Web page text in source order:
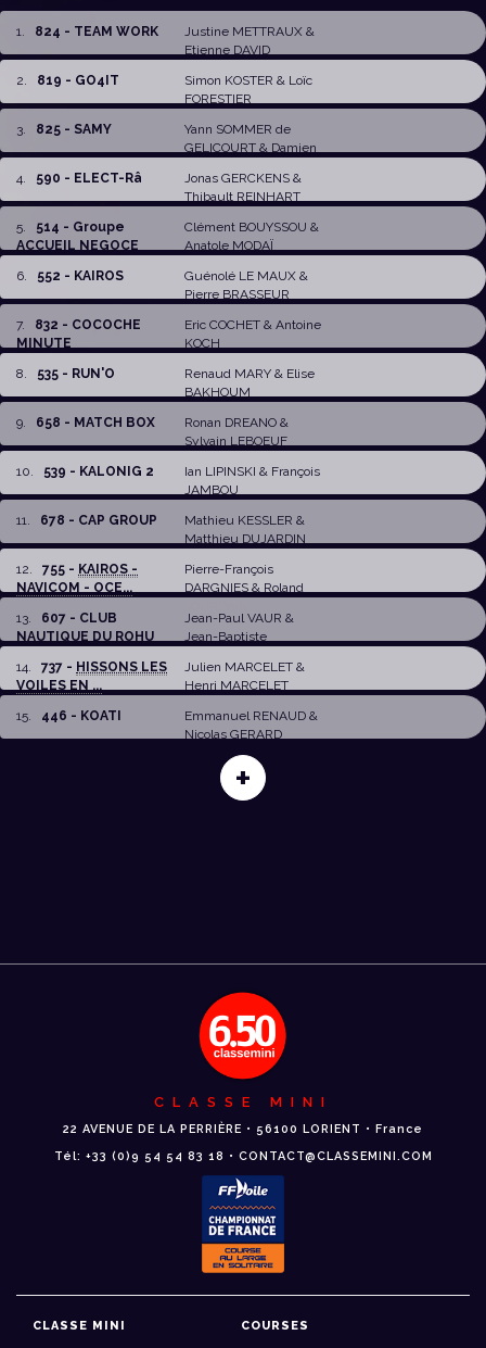
1 824 - TEAM WORK Justine METTRAUX&
Etienne DAVID
2
819 - GO4IT Simon KOSTER & Loïc
FORESTIER
3
825 - SAMY
Yann SOMMER de
GELICOURT& Damien
4 590 - ELECT-Râ Jonas GERCKENS&
Thibault REINHART
5
514 - Groupe
ACCUEIL NEGOCE
Clément BOUYSSOU &
Anatole MODAÏ
6
552 - KAIROS Guénolé LE MAUX&
Pierre BRASSEUR
7. 832 - COCOCHE
MINUTE
Eric COCHET& Antoine
KOCH
8
535 - RUN'O Renaud MARY& Elise
BAKHOUM
9
658 - MATCH BOX Ronan DREANO&
Sylvain LEBOEUF
10
539 - KALONIG 2 Ian LIPINSKI & François
JAMBOU
11
678 - CAP GROUP Mathieu KESSLER &
Matthieu DUJARDIN
12
755 - KAIROS -
NAVICOM - OCE...
Pierre-François
DARGNIES& Roland
13
607 - CLUB
NAUTIQUE DU ROHU
Jean-Paul VAUR &
Jean-Baptiste
14 737 - HISSONS LES
VOILES EN ...
Julien MARCELET&
Henri MARCELET
15
446 - KOATI Emmanuel RENAUD&
Nicolas GERARD
+
CLASSE MINI
22 AVENUE DE LA PERRIÈRE • 56100 LORIENT • France
Tél: +33 (0)9 54 54 83 18 • CONTACT@CLASSEMINI.COM
CLASSE MINI
COURSES